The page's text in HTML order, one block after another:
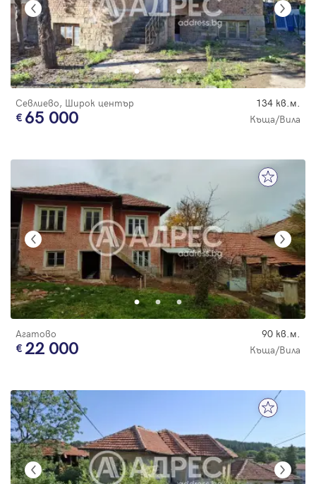
Севлиево, Широк център 134 кв.м.
65 000 Къща/Вила
Агатово 90 кв.м.
22 000 Къща/Вила